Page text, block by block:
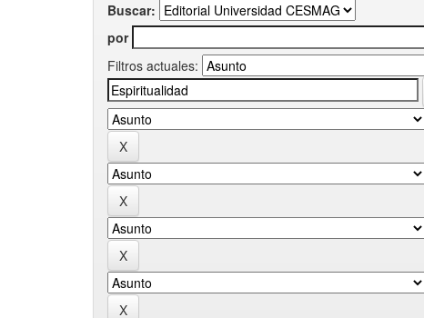
Buscar:
por
Filtros actuales: